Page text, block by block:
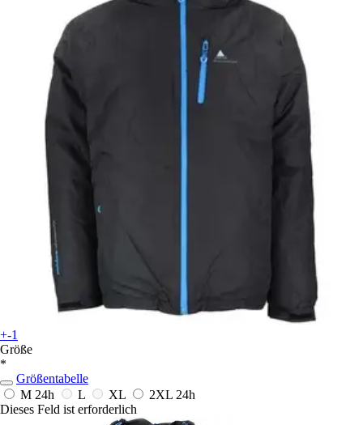
+-1
Größe
*
Größentabelle
M 24h L XL 2XL 24h
Dieses Feld ist erforderlich